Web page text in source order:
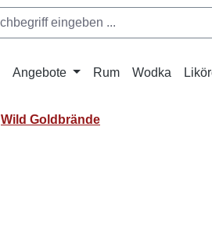
Angebote Rum Wodka
Wild Goldbrände